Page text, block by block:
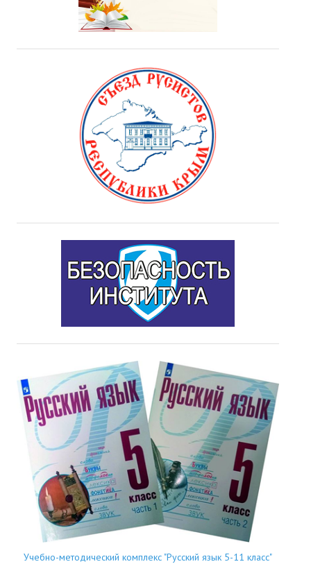
Учебно-методический комплекс "Русский язык 5-11 класс"